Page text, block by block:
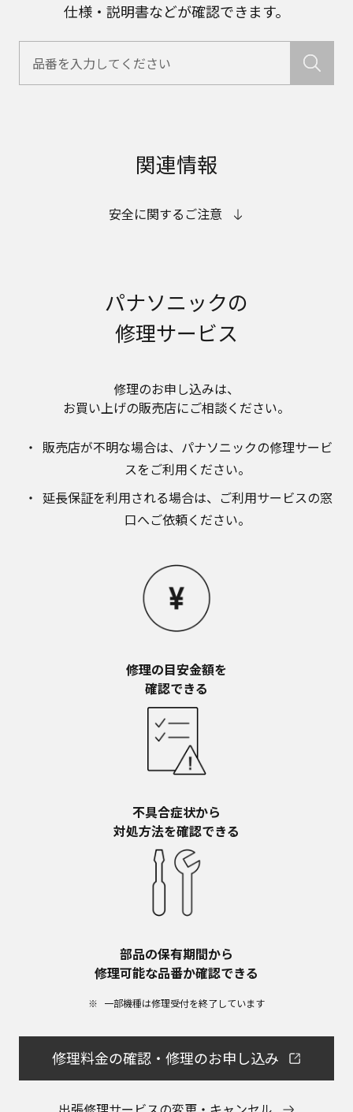
仕様・説明書などが確認できます。
関連情報
安全に関するご注意
パナソニックの
修理サービス
修理のお申し込みは、​
お買い上げの販売店にご相談ください。​
販売店が不明な場合は、​パナソニックの修理サービ
スをご利用ください。​
延長保証を利用される場合は、​ご利用サービスの窓
口へご依頼ください。
修理の目安金額を​
確認できる
不具合症状から​
対処方法を確認できる
部品の保有期間から​
修理可能な品番か確認できる
一部機種は修理受付を終了しています​
修理料金の確認・修理のお申し込み